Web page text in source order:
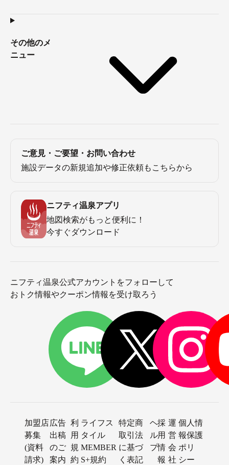
その他のメ
ニュー
ご意見・ご要望・お問い合わせ
施設データの新規追加や修正依頼もこちらから
ニフティ温泉アプリ
地図検索がもっと便利に！
今すぐダウンロード
ニフティ温泉公式アカウントをフォローして
おトク情報やクーポン情報を受け取ろう
加盟店
募集
(資料
請求)
広告
出稿
のご
案内
利
用
規
約
ライフス
タイル
MEMBER
S+規約
特定商
取引法
に基づ
く表記
ヘ
ル
プ
採
用
情
報
運
営
会
社
個人情
報保護
ポリ
シー